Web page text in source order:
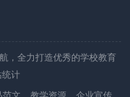
，全力打造优秀的学校教育
统计